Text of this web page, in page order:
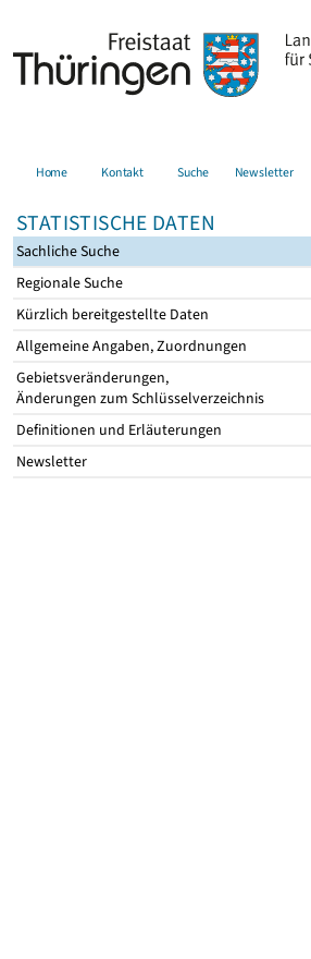
Home Kontakt Suche Newsletter
STATISTISCHE DATEN
Sachliche Suche
Regionale Suche
Kürzlich bereitgestellte Daten
Allgemeine Angaben, Zuordnungen
Gebietsveränderungen,
Änderungen zum Schlüsselverzeichnis
Definitionen und Erläuterungen
Newsletter